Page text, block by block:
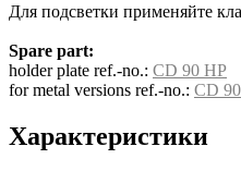
Для подсветки применяйте
Spare part:
holder plate ref.-no.: CD 90 HP
for metal versions ref.-no.: CD
Характеристики